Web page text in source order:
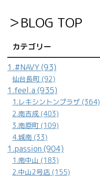
＞BLOG TOP
カテゴリー
1.#NAVY (93)
仙台長町 (92)
1.feel.a (935)
1.レキシントンプラザ (364)
2.南吉成 (403)
3.南原町 (109)
4.城南 (33)
1.passion (904)
1.南中山 (183)
2.中山2号店 (155)